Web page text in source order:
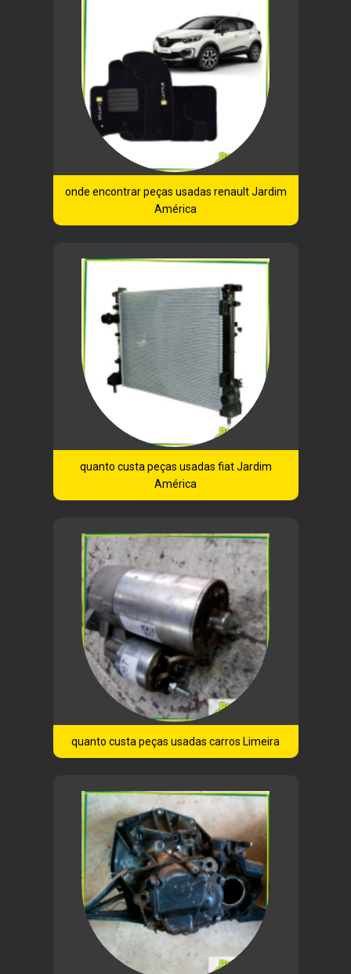
onde encontrar peças usadas renault Jardim
América
quanto custa peças usadas fiat Jardim
América
quanto custa peças usadas carros Limeira